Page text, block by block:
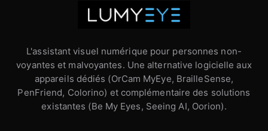
L'assistant visuel numérique pour personnes non-
voyantes et malvoyantes. Une alternative logicielle aux
appareils dédiés (OrCam MyEye, BrailleSense,
PenFriend, Colorino) et complémentaire des solutions
existantes (Be My Eyes, Seeing AI, Oorion).